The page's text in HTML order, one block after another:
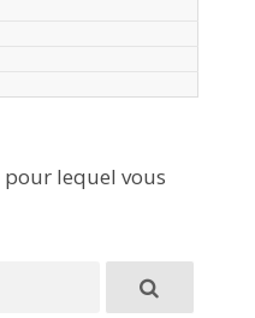
pour lequel vous